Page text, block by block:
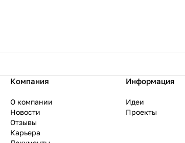
Компания
О компании
Новости
Отзывы
Карьера
Информация
Идеи
Проекты